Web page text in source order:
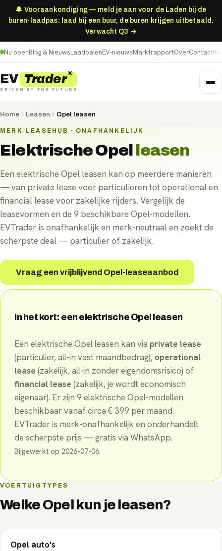
🔔 Vooraankondiging — meld je aan voor de Laden bij de
buren-laadpas: laad bij een buur, de buren krijgen uitbetaald.
Verwacht Q3 →
Nu openBlog & NieuwsLaadpalenEV-nieuwsMarktrapportOverContact
EV Trader®
DRIVEN BY THE FUTURE
Home Leasen Opel leasen
MERK-LEASEHUB · ONAFHANKELIJK
ElektrischeOpel leasen
Een elektrische Opel leasen kan op meerdere manieren
— van private lease voor particulieren tot operational en
financial lease voor zakelijke rijders. Vergelijk de
leasevormen en de 9 beschikbare Opel-modellen.
EVTrader is onafhankelijk en merk-neutraal en zoekt de
scherpste deal — particulier of zakelijk.
Vraag een vrijblijvend Opel-leaseaanbod
In het kort: een elektrische Opel leasen
Een elektrische Opelleasen kan via private lease
(particulier, all-in vast maandbedrag), operational
lease (zakelijk, all-in zonder eigendomsrisico) of
financial lease (zakelijk, je wordt economisch
eigenaar). Er zijn 9 elektrische Opel-modellen
beschikbaarvanaf circa €399 per maand.
EVTrader is merk-onafhankelijk en onderhandelt
de scherpste prijs — gratis via WhatsApp.
Bijgewerkt op 2026-07-06.
VOERTUIGTYPES
WelkeOpelkun je leasen?
Opel auto's